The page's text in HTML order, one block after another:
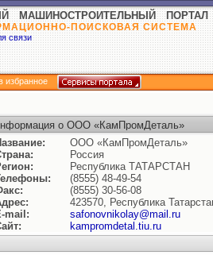
МАШИНОСТРОИТЕЛЬНЫЙ ПОРТАЛ
ПОИСКОВАЯ СИСТЕМА
связи
избранное
о ООО «КамПромДеталь»
ООО «КамПромДеталь»
Россия
Республика ТАТАРСТАН
(8555) 48-49-54
(8555) 30-56-08
423570, Республика
mail:
safonovnikolay@mail.ru
kampromdetal.tiu.ru